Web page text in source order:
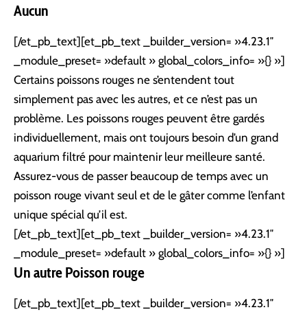
Aucun
[/et_pb_text][et_pb_text _builder_version= »4.23.1″
_module_preset= »default » global_colors_info= »{} »]
Certains poissons rouges ne s’entendent tout
simplement pas avec les autres, et ce n’est pas un
problème. Les poissons rouges peuvent être gardés
individuellement, mais ont toujours besoin d’un grand
aquarium filtré pour maintenir leur meilleure santé.
Assurez-vous de passer beaucoup de temps avec un
poisson rouge vivant seul et de le gâter comme l’enfant
unique spécial qu’il est.
[/et_pb_text][et_pb_text _builder_version= »4.23.1″
_module_preset= »default » global_colors_info= »{} »]
Un autre Poisson rouge
[/et_pb_text][et_pb_text _builder_version= »4.23.1″